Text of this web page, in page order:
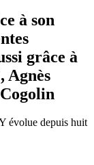
à son
grâce à
Agnès
évolue depuis huit